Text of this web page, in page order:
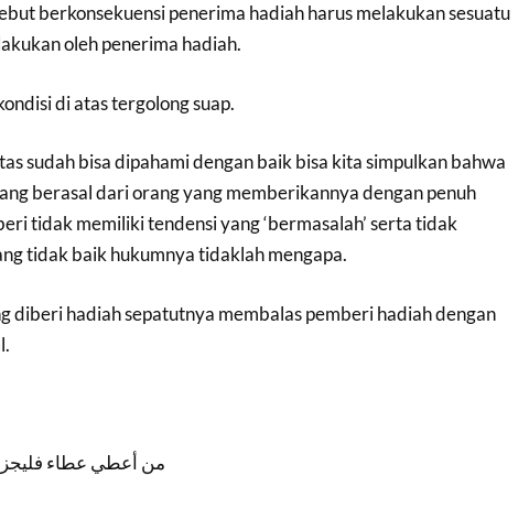
berkonsekuensi penerima hadiah harus melakukan sesuatu
oleh penerima hadiah.
di atas tergolong suap.
sudah bisa dipahami dengan baik bisa kita simpulkan bahwa
berasal dari orang yang memberikannya dengan penuh
tidak memiliki tendensi yang ‘bermasalah’ serta tidak
tidak baik hukumnya tidaklah mengapa.
diberi hadiah sepatutnya membalas pemberi hadiah dengan
من أعطي عطاء